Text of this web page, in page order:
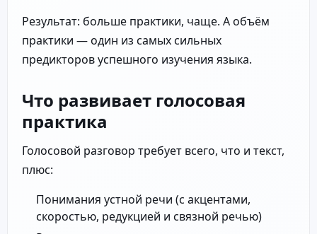
Результат: больше практики, чаще. А объём
практики — один из самых сильных
предикторов успешного изучения языка.
Что развивает голосовая
практика
Голосовой разговор требует всего, что и текст,
плюс:
Понимания устной речи (с акцентами,
скоростью, редукцией и связной речью)